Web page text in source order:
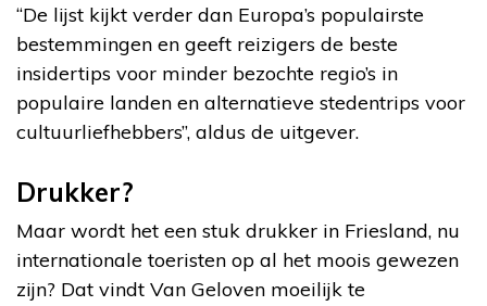
“De lijst kijkt verder dan Europa’s populairste
bestemmingen en geeft reizigers de beste
insidertips voor minder bezochte regio’s in
populaire landen en alternatieve stedentrips voor
cultuurliefhebbers”, aldus de uitgever.
Drukker?
Maar wordt het een stuk drukker in Friesland, nu
internationale toeristen op al het moois gewezen
zijn? Dat vindt Van Geloven moeilijk te